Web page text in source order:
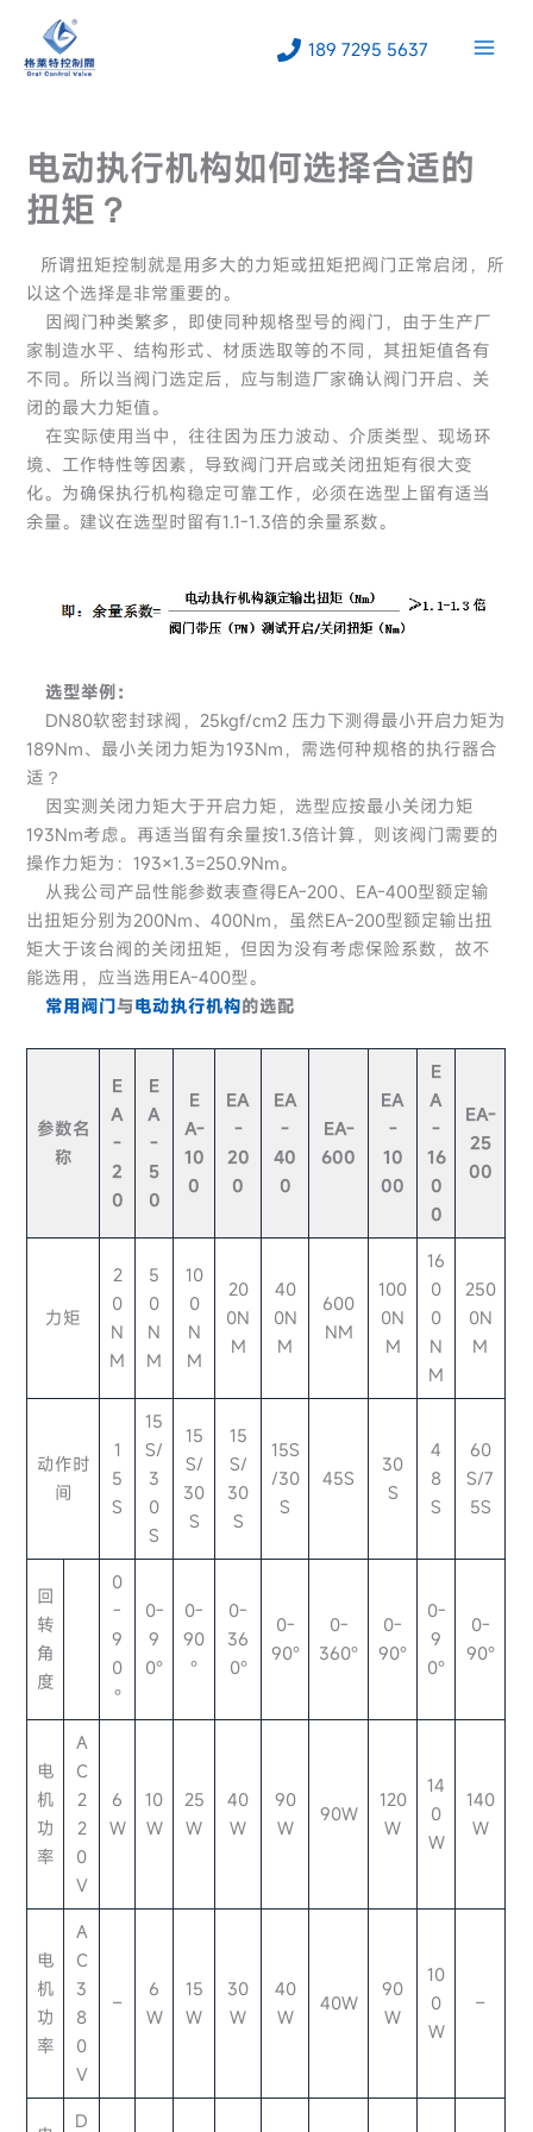
189 7295 5637
电动执行机构如何选择合适的
扭矩？
所谓扭矩控制就是用多大的力矩或扭矩把阀门正常启闭，所
以这个选择是非常重要的。
因阀门种类繁多，即使同种规格型号的阀门，由于生产厂
家制造水平、结构形式、材质选取等的不同，其扭矩值各有
不同。所以当阀门选定后，应与制造厂家确认阀门开启、关
闭的最大力矩值。
在实际使用当中，往往因为压力波动、介质类型、现场环
境、工作特性等因素，导致阀门开启或关闭扭矩有很大变
化。为确保执行机构稳定可靠工作，必须在选型上留有适当
余量。建议在选型时留有1.1-1.3倍的余量系数。
选型举例：
DN80软密封球阀，25kgf/cm2 压力下测得最小开启力矩为
189Nm、最小关闭力矩为193Nm，需选何种规格的执行器合
适？
因实测关闭力矩大于开启力矩，选型应按最小关闭力矩
193Nm考虑。再适当留有余量按1.3倍计算，则该阀门需要的
操作力矩为：193×1.3=250.9Nm。
从我公司产品性能参数表查得EA-200、EA-400型额定输
出扭矩分别为200Nm、400Nm，虽然EA-200型额定输出扭
矩大于该台阀的关闭扭矩，但因为没有考虑保险系数，故不
能选用，应当选用EA-400型。
常用阀门与电动执行机构的选配
参数名
称
E
A
-
2
0
E
A
-
5
0
E
A-
10
0
EA
-
20
0
EA
-
40
0
EA-
600
EA
-
10
00
E
A
-
16
0
0
EA-
25
00
力矩
2
0
N
M
5
0
N
M
10
0
N
M
20
0N
M
40
0N
M
600
NM
100
0N
M
16
0
0
N
M
250
0N
M
动作时
间
1
5
S
15
S/
3
0
S
15
S/
30
S
15
S/
30
S
15S
/30
S
45S
30
S
4
8
S
60
S/7
5S
回
转
角
度
0
-
9
0
°
0-
9
0°
0-
90
°
0-
36
0°
0-
90°
0-
360°
0-
90°
0-
9
0°
0-
90°
电
机
功
率
A
C
2
2
0
V
6
W
10
W
25
W
40
W
90
W
90W
120
W
14
0
W
140
W
电
机
功
率
A
C
3
8
0
V
–
6
W
15
W
30
W
40
W
40W
90
W
10
0
W
–
D